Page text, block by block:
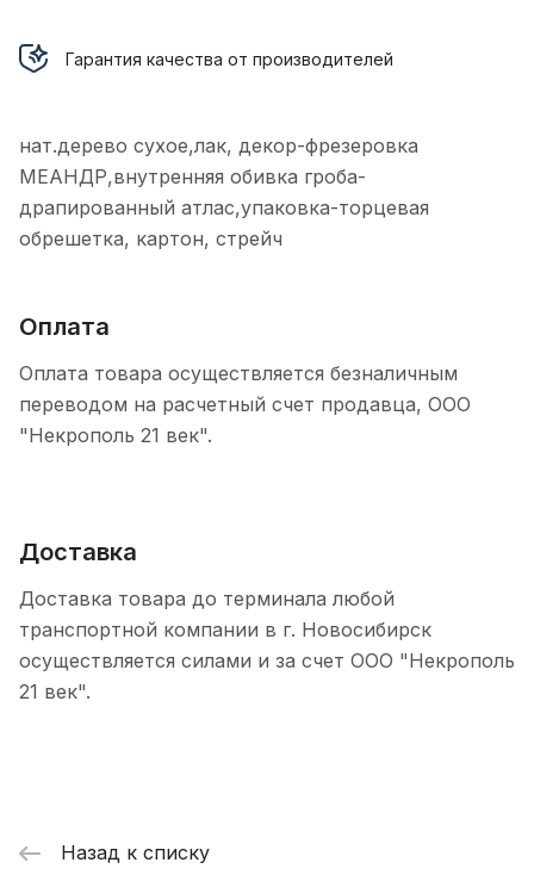
Гарантия качества от производителей
нат.дерево сухое,лак, декор-фрезеровка
МЕАНДР,внутренняя обивка гроба-
драпированный атлас,упаковка-торцевая
обрешетка, картон, стрейч
Оплата
Оплата товара осуществляется безналичным
переводом на расчетный счет продавца, ООО
"Некрополь 21 век".
Доставка
Доставка товара до терминала любой
транспортной компании в г. Новосибирск
осуществляется силами и за счет ООО "Некрополь
21 век".
Назад к списку